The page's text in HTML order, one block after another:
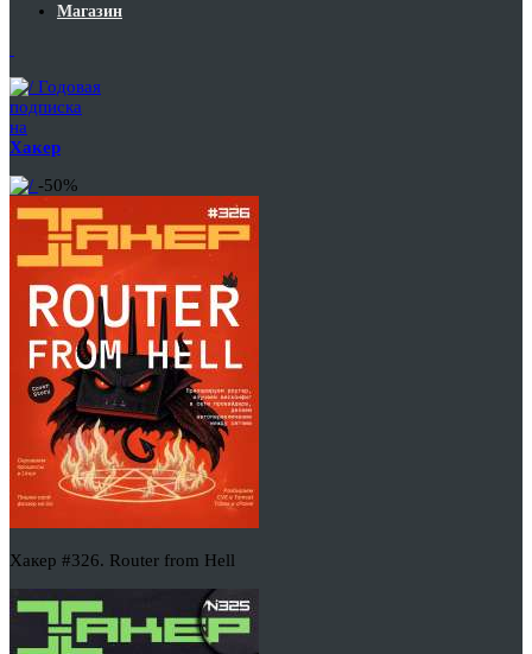
Магазин
Годовая
подписка
на
Хакер
-50%
Хакер #326. Router from Hell